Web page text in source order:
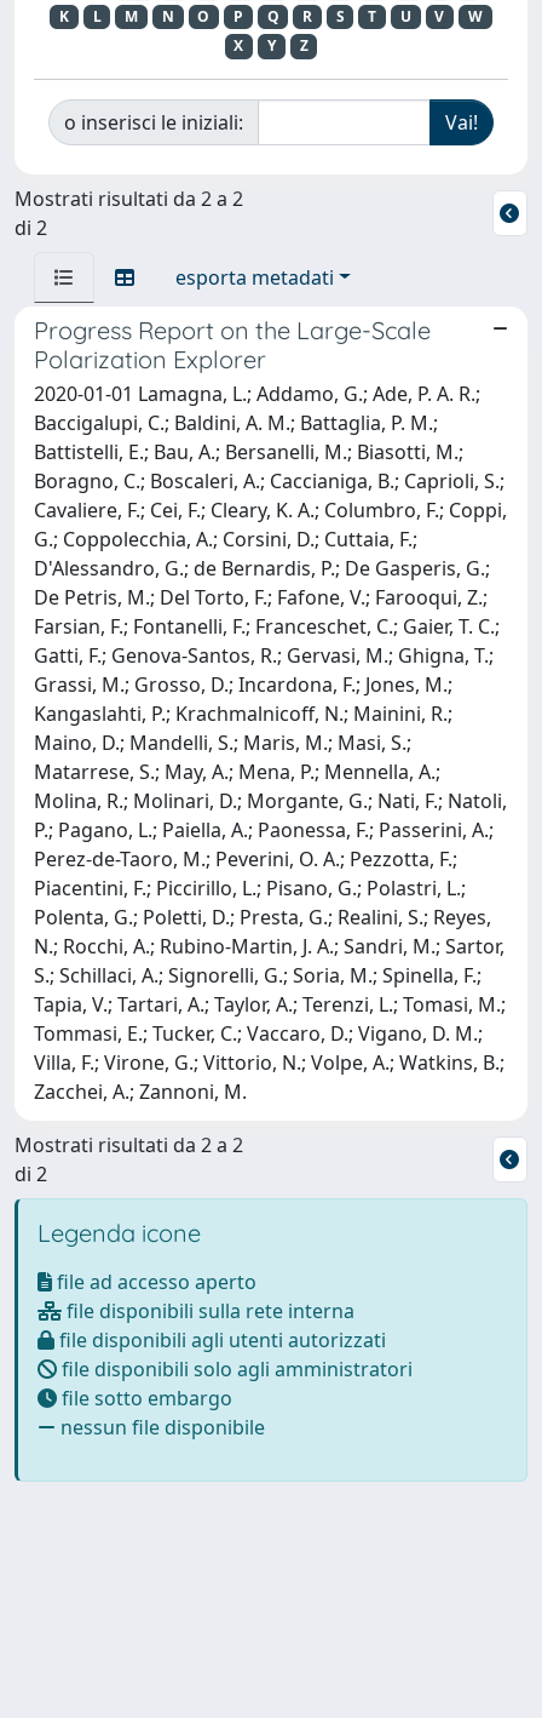
K
L M N O P Q R S T U V
W
X
Y Z
o inserisci le iniziali:
Mostrati risultati da 2 a 2
di 2
esporta metadati
Progress Report on the Large-Scale
Polarization Explorer
2020-01-01 Lamagna, L.; Addamo, G.; Ade, P. A. R.;
Baccigalupi, C.; Baldini, A. M.; Battaglia, P. M.;
Battistelli, E.; Bau, A.; Bersanelli, M.; Biasotti, M.;
Boragno, C.; Boscaleri, A.; Caccianiga, B.; Caprioli, S.;
Cavaliere, F.; Cei, F.; Cleary, K. A.; Columbro, F.; Coppi,
G.; Coppolecchia, A.; Corsini, D.; Cuttaia, F.;
D'Alessandro, G.; de Bernardis, P.; De Gasperis, G.;
De Petris, M.; Del Torto, F.; Fafone, V.; Farooqui, Z.;
Farsian, F.; Fontanelli, F.; Franceschet, C.; Gaier, T. C.;
Gatti, F.; Genova-Santos, R.; Gervasi, M.; Ghigna, T.;
Grassi, M.; Grosso, D.; Incardona, F.; Jones, M.;
Kangaslahti, P.; Krachmalnicoff, N.; Mainini, R.;
Maino, D.; Mandelli, S.; Maris, M.; Masi, S.;
Matarrese, S.; May, A.; Mena, P.; Mennella, A.;
Molina, R.; Molinari, D.; Morgante, G.; Nati, F.; Natoli,
P.; Pagano, L.; Paiella, A.; Paonessa, F.; Passerini, A.;
Perez-de-Taoro, M.; Peverini, O. A.; Pezzotta, F.;
Piacentini, F.; Piccirillo, L.; Pisano, G.; Polastri, L.;
Polenta, G.; Poletti, D.; Presta, G.; Realini, S.; Reyes,
N.; Rocchi, A.; Rubino-Martin, J. A.; Sandri, M.; Sartor,
S.; Schillaci, A.; Signorelli, G.; Soria, M.; Spinella, F.;
Tapia, V.; Tartari, A.; Taylor, A.; Terenzi, L.; Tomasi, M.;
Tommasi, E.; Tucker, C.; Vaccaro, D.; Vigano, D. M.;
Villa, F.; Virone, G.; Vittorio, N.; Volpe, A.; Watkins, B.;
Zacchei, A.; Zannoni, M.
Mostrati risultati da 2 a 2
di 2
Legenda icone
file ad accesso aperto
file disponibili sulla rete interna
file disponibili agli utenti autorizzati
file disponibili solo agli amministratori
file sotto embargo
nessun file disponibile